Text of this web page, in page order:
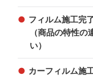
フィルム施工完
（商品の特性
い）
カーフィルム施